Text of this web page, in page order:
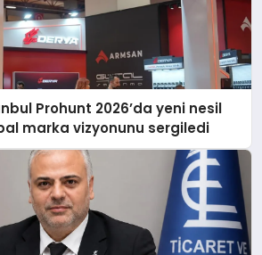
Prohunt 2026’da yeni nesil
marka vizyonunu sergiledi